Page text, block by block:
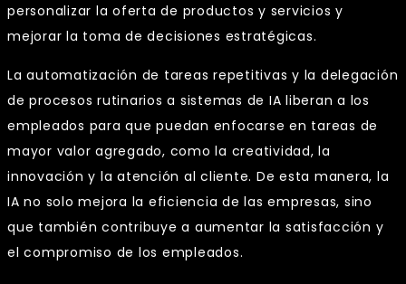
personalizar la oferta de productos y servicios y
mejorar la toma de decisiones estratégicas.
La automatización de tareas repetitivas y la delegación
de procesos rutinarios a sistemas de IA liberan a los
empleados para que puedan enfocarse en tareas de
mayor valor agregado, como la creatividad, la
innovación y la atención al cliente. De esta manera, la
IA no solo mejora la eficiencia de las empresas, sino
que también contribuye a aumentar la satisfacción y
el compromiso de los empleados.